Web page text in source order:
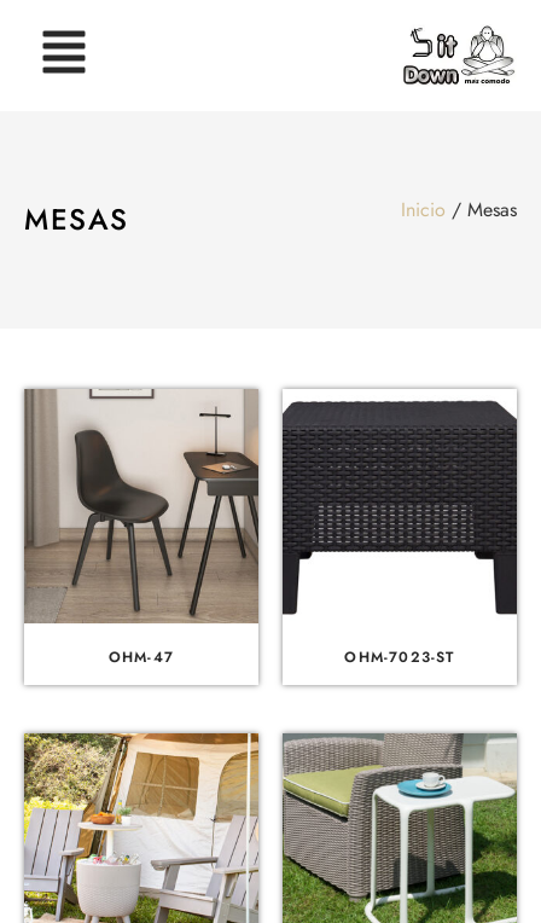
MESAS Inicio / Mesas
OHM-47 OHM-7023-ST